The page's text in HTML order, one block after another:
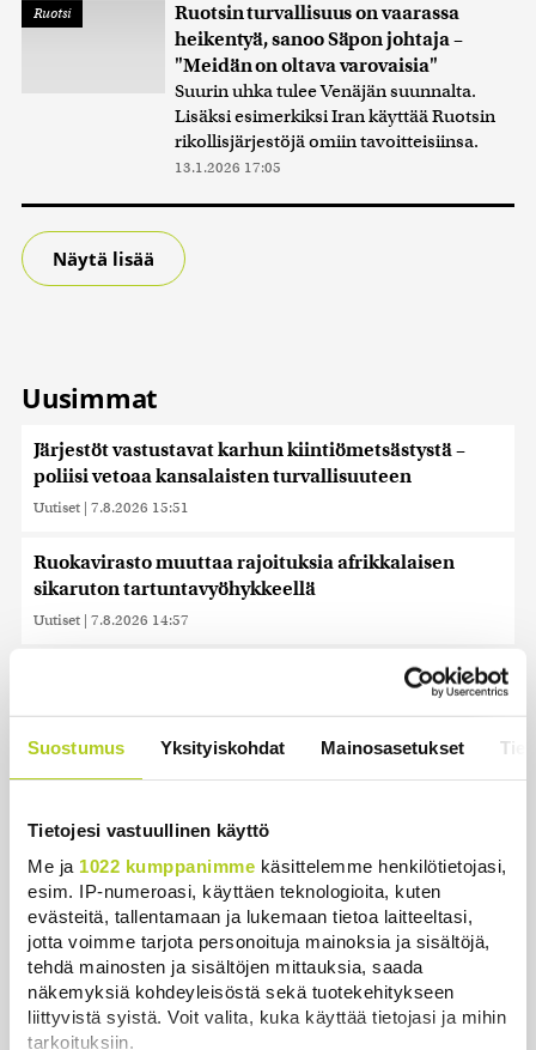
Suostumus Yksityiskohdat Mainosasetukset
Tietojesi vastuullinen käyttö
Me ja 1022 kumppanimme käsittelemme henkilötietojasi,
esim. IP-numeroasi, käyttäen teknologioita, kuten
evästeitä, tallentamaan ja lukemaan tietoa laitteeltasi,
jotta voimme tarjota personoituja mainoksia ja sisältöjä,
tehdä mainosten ja sisältöjen mittauksia, saada
näkemyksiä kohdeyleisöstä sekä tuotekehitykseen
liittyvistä syistä. Voit valita, kuka käyttää tietojasi ja mihin
tarkoituksiin.
Ruotsi
Ruotsin turvallisuus on vaarassa
heikentyä, sanoo Säpon johtaja –
"Meidän on oltava varovaisia"
Suurin uhka tulee Venäjän suunnalta.
Lisäksi esimerkiksi Iran käyttää Ruotsin
rikollisjärjestöjä omiin tavoitteisiinsa.
13.1.2026 17:05
Näytä lisää
Uusimmat
Järjestöt vastustavat karhun kiintiömetsästystä –
poliisi vetoaa kansalaisten turvallisuuteen
Uutiset | 7.8.2026 15:51
Ruokavirasto muuttaa rajoituksia afrikkalaisen
sikaruton tartuntavyöhykkeellä
Uutiset | 7.8.2026 14:57
Somejättejä vaaditaan vastuuseen riippuvuuden
WSJ: Tiedustelutiedon mukaan Venäjä voisi testata
Uutiset
Metsäpalojen varalle tarvitaan kansallinen
suunnitelma, keskustan varapuheenjohtaja vaatii –
”Olisi naiivia ummistaa silmät”
Uutiset 7.8.2026 13:58
Sinilevätilanne heikentynyt tavallista huonommaksi